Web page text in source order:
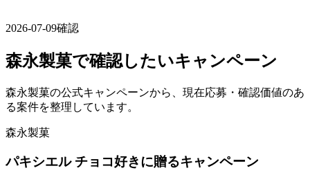
2026-07-09確認
森永製菓で確認したいキャンペーン
森永製菓の公式キャンペーンから、現在応募・確認価値のあ
る案件を整理しています。
森永製菓
パキシエル チョコ好きに贈るキャンペーン